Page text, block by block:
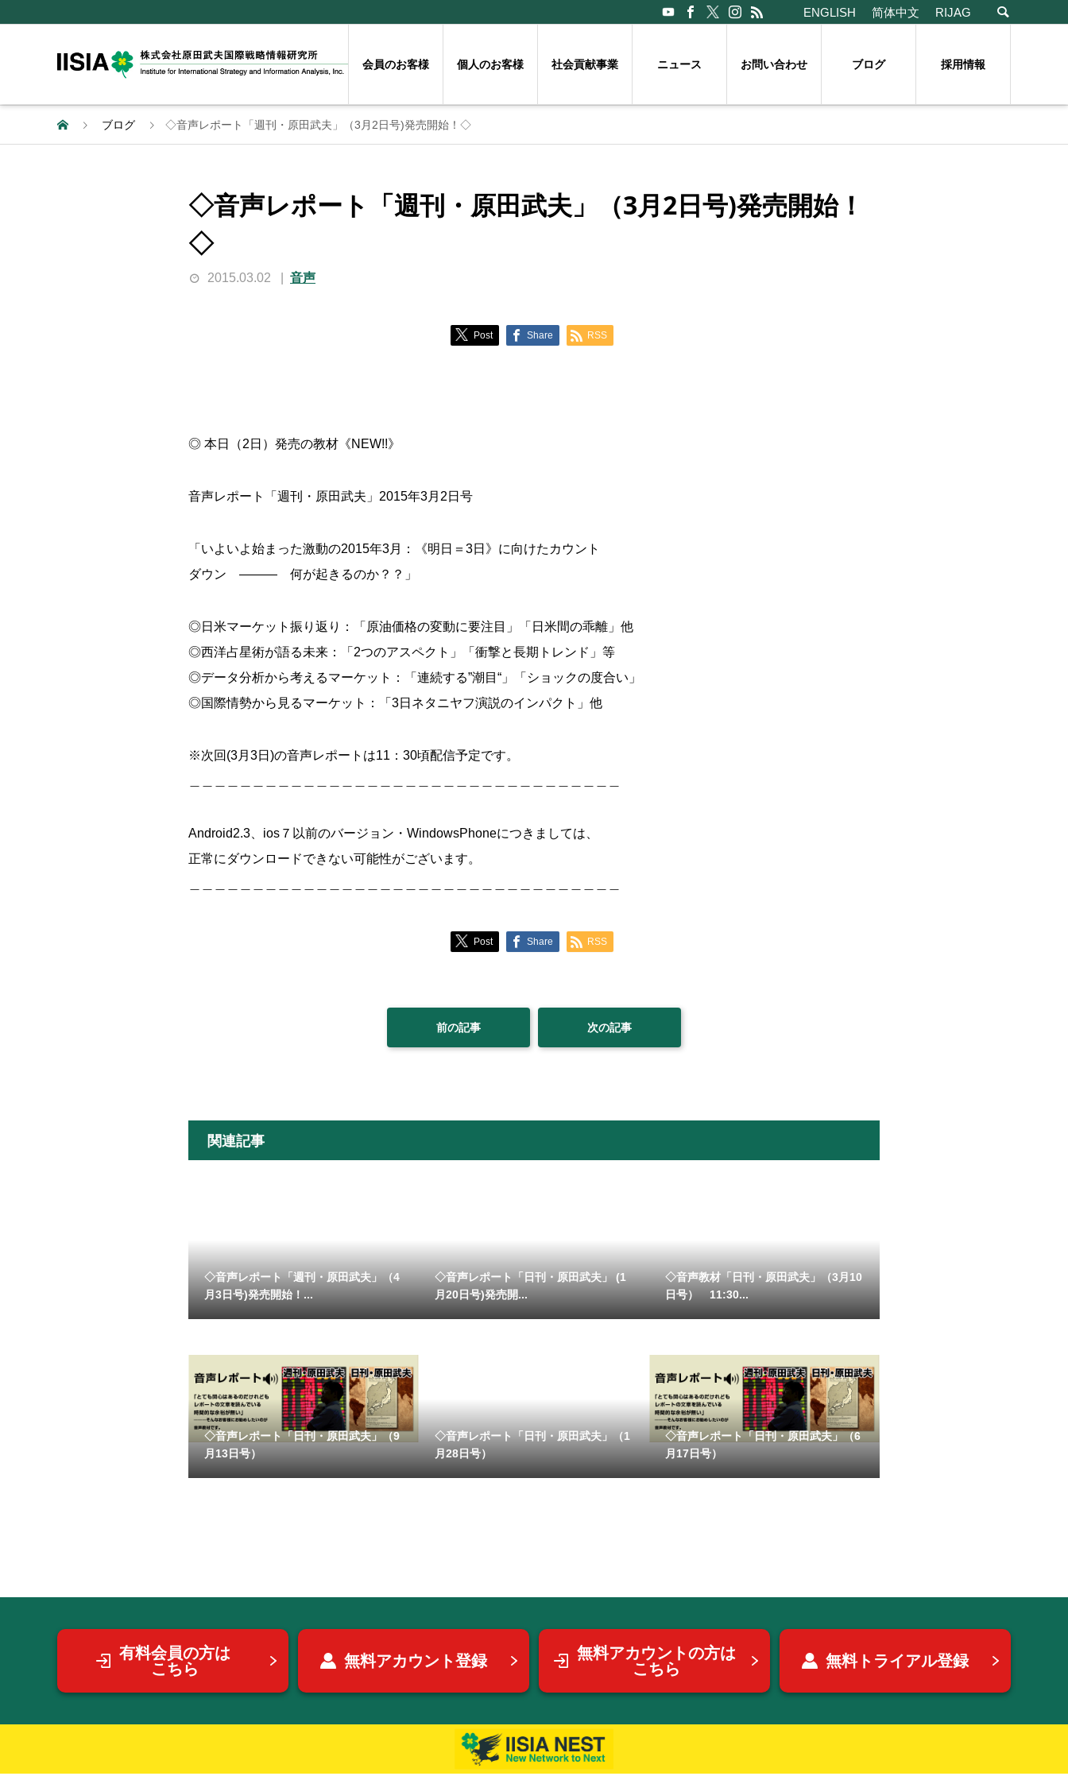
ENGLISH 简体中文 RIJAG
会員のお客様 個人のお客様 社会貢献事業 ニュース お問い合わせ ブログ 採用情報
ブログ ◇音声レポート「週刊・原田武夫」（3月2日号)発売開始！◇
◇音声レポート「週刊・原田武夫」（3月2日号)発売開始！
◇
2015.03.02 音声
Post Share RSS
◎ 本日（2日）発売の教材《NEW!!》
音声レポート「週刊・原田武夫」2015年3月2日号
「いよいよ始まった激動の2015年3月：《明日＝3日》に向けたカウント
ダウン ――― 何が起きるのか？？」
◎日米マーケット振り返り：「原油価格の変動に要注目」「日米間の乖離」他
◎西洋占星術が語る未来：「2つのアスペクト」「衝撃と長期トレンド」等
◎データ分析から考えるマーケット：「連続する”潮目“」「ショックの度合い」
◎国際情勢から見るマーケット：「3日ネタニヤフ演説のインパクト」他
※次回(3月3日)の音声レポートは11：30頃配信予定です。
Android2.3、ios７以前のバージョン・WindowsPhoneにつきましては、
正常にダウンロードできない可能性がございます。
Post Share RSS
前の記事 次の記事
関連記事
◇音声レポート「週刊・原田武夫」（4
月3日号)発売開始！...
◇音声レポート「日刊・原田武夫」 (1
月20日号)発売開...
◇音声教材「日刊・原田武夫」（3月10
日号） 11:30...
◇音声レポート「日刊・原田武夫」（9
月13日号）
◇音声レポート「日刊・原田武夫」（1
月28日号）
◇音声レポート「日刊・原田武夫」（6
月17日号）
有料会員の方は
こちら
無料アカウント登録
無料アカウントの方は
こちら
無料トライアル登録